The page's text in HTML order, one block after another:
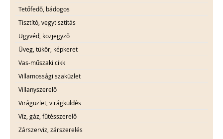
Tetőfedő, bádogos
Tisztító, vegytisztítás
Ügyvéd, közjegyző
Üveg, tükör, képkeret
Vas-műszaki cikk
Villamossági szaküzlet
Villanyszerelő
Virágüzlet, virágküldés
Víz, gáz, fűtésszerelő
Zárszerviz, zárszerelés